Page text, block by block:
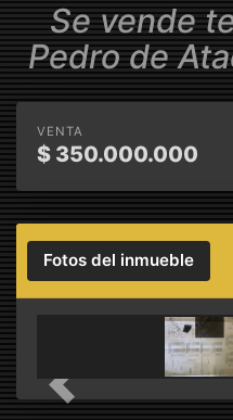
Se vende
Pedro de
en
VENTA
$ 350.000.000
Fotos del inmueble
Previous